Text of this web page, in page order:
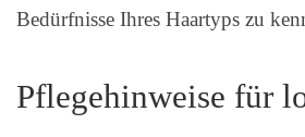
Bedürfnisse Ihres Haartyps zu
Pflegehinweise für